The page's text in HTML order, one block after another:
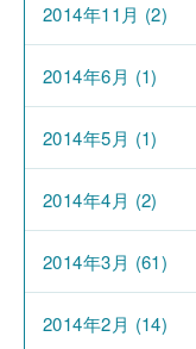
2014年11月 (2)
2014年6月 (1)
2014年5月 (1)
2014年4月 (2)
2014年3月 (61)
2014年2月 (14)